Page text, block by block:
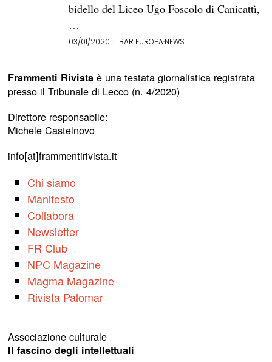
bidello del Liceo Ugo Foscolo di Canicattì,
…
03/01/2020 BAR EUROPA·NEWS
Frammenti Rivistaè una testata giornalistica registrata
presso il Tribunale di Lecco (n. 4/2020)
Direttore responsabile:
Michele Castelnovo
info[at]frammentirivista.it
Chi siamo
Manifesto
Collabora
Newsletter
FR Club
NPC Magazine
Magma Magazine
Rivista Palomar
Associazione culturale
Il fascino degli intellettuali